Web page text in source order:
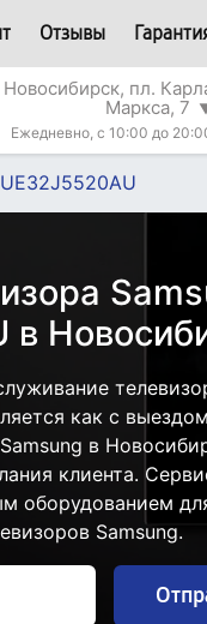
Отзывы
Новосибирск, пл.
Маркса, 7
Ежедневно, с 10:00 до
UE32J5520AU
в
как с
в
клиента.
оборудованием
Samsung.